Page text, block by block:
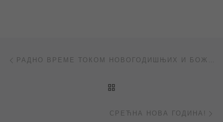
Post navigation РАДНО ВРЕМЕ ТОКОМ НОВОГОДИШЊИХ И БОЖИЋНИХ ПРАЗНИКА
СРЕЋНА НОВА ГОДИНА!